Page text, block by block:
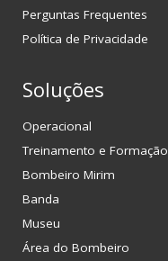
Perguntas Frequentes
Política de Privacidade
Soluções
Operacional
Treinamento e Formação
Bombeiro Mirim
Banda
Museu
Área do Bombeiro